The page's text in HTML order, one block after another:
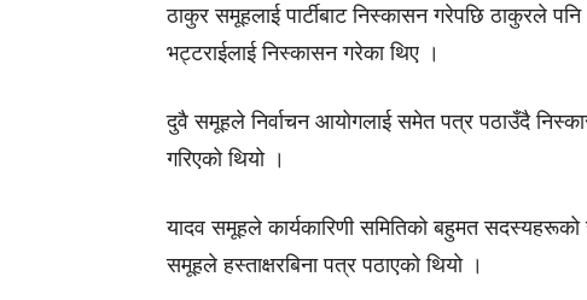
ठाकुर समूहलाई पार्टीबाट निस्कासन गरेपछि ठाकुरले
भट्टराईलाई निस्कासन गरेका थिए ।
दुवै समूहले निर्वाचन आयोगलाई समेत पत्र पठाउँदै
गरिएको थियो ।
यादव समूहले कार्यकारिणी समितिको बहुमतसदस्यहरूको
समूहलेहस्ताक्षरबिनापत्र पठाएको थियाे ।